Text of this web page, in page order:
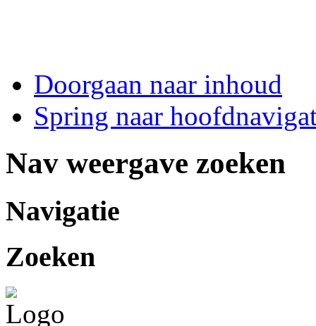
Doorgaan naar inhoud
Spring naar
Nav weergave zoeken
Navigatie
Zoeken